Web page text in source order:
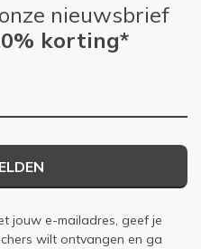
nieuwsbrief
korting*
jouw e-mailadres, geef je
wilt ontvangen en ga